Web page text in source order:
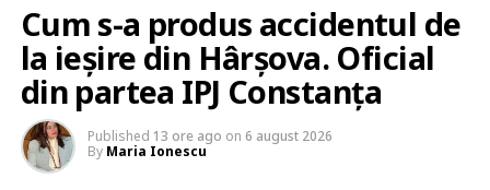
Cum s-a produs accidentul de
la ieșire din Hârșova. Oficial
din partea IPJ Constanța
Published 13 ore ago on 6 august 2026
By Maria Ionescu